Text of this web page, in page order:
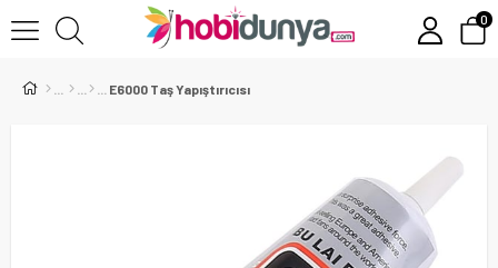
0
E6000 Taş Yapıştırıcısı